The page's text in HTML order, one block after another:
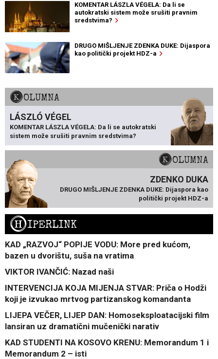
KOMENTAR LÁSZLA VÉGELA: Da li se
autokratski sistem može srušiti pravnim
sredstvima?
DRUGO MIŠLJENJE ZDENKA DUKE: Dijaspora
kao politički projekt HDZ-a
KOLUMNA
LÁSZLÓ VÉGEL
KOMENTAR LÁSZLA VÉGELA: Da li se autokratski
sistem može srušiti pravnim sredstvima?
KOLUMNA
ZDENKO DUKA
DRUGO MIŠLJENJE ZDENKA DUKE: Dijaspora kao
politički projekt HDZ-a
HIPERLINK
KAD „RAZVOJ“ POPIJE VODU: More pred kućom,
bazen u dvorištu, suša na vratima
VIKTOR IVANČIĆ: Nazad naši
INTERVENCIJA KOJA MIJENJA STVAR: Priča o Hodži
koji je izvukao mrtvog partizanskog komandanta
LIJEPA VEČER, LIJEP DAN: Homoseksploatacijski film
lansiran uz dramatični mučenički narativ
KAD STUDENTI NA KOSOVO KRENU: Memorandum 1 i
Memorandum 2 – isti